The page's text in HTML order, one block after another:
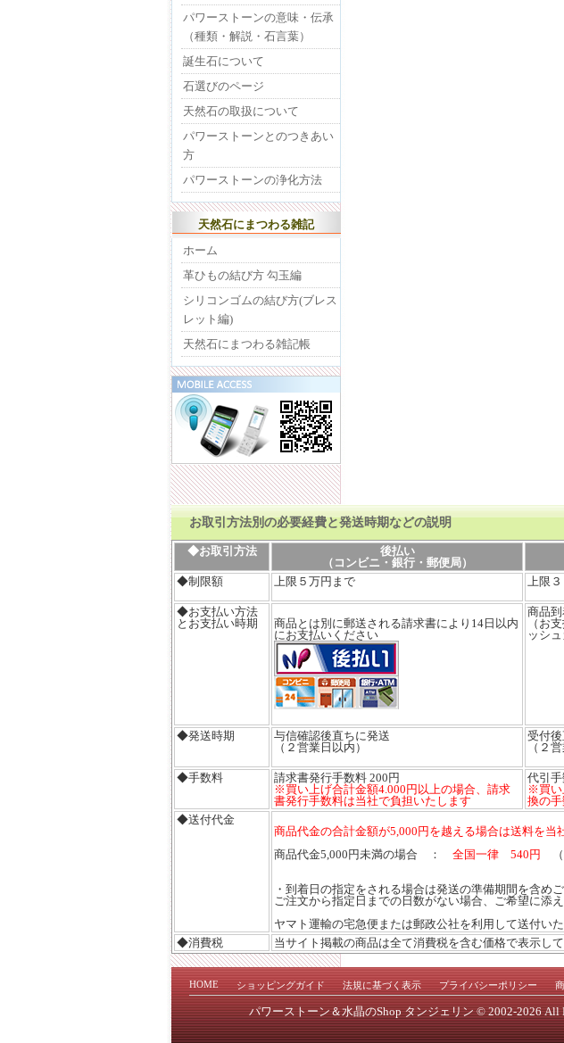
パワーストーンの意味・伝承
（種類・解説・石言葉）
誕生石について
石選びのページ
天然石の取扱について
パワーストーンとのつきあい
方
パワーストーンの浄化方法
天然石にまつわる雑記
ホーム
革ひもの結び方 勾玉編
シリコンゴムの結び方(ブレス
レット編)
天然石にまつわる雑記帳
お取引方法別の必要経費と発送時期などの説明
◆お取引方法
後払い
（コンビニ・銀行・郵便局）
◆制限額
上限５万円まで 上限
◆お支払い方法
とお支払い時期
商品とは別に郵送される請求書により14日以内
にお支払いください
商品
（お
ッシ
◆発送時期
与信確認後直ちに発送
（２営業日以内）
受付
（２
◆手数料
請求書発行手数料 200円
※買い上げ合計金額4.000円以上の場合、請求
書発行手数料は当社で負担いたします
代引手
※買い
換の
◆送付代金
商品代金の合計金額が5,000円を越える場合は送料を当
商品代金5,000円未満の場合 ： 全国一律 540円 （
・到着日の指定をされる場合は発送の準備期間を含め
ご注文から指定日までの日数がない場合、ご希望に添
ヤマト運輸の宅急便または郵政公社を利用して送付いた
◆消費税
当サイト掲載の商品は全て消費税を含む価格で表示し
HOME ショッピングガイド 法規に基づく表示 プライバシーポリシー
パワーストーン＆水晶のShop タンジェリン© 2002-2026 All